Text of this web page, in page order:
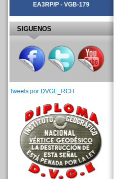
EA3RP/P - VGB-179
SIGUENOS
Tweets por DVGE_RCH